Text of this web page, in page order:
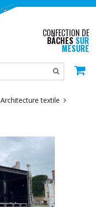
CONFECTION DE
BÂCHES SUR
MESURE
Architecture textile